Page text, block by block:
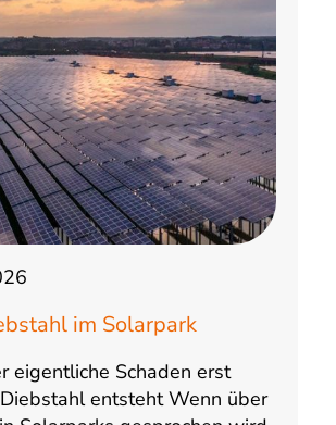
im Solarpark
eigentliche Schaden erst
entsteht Wenn über